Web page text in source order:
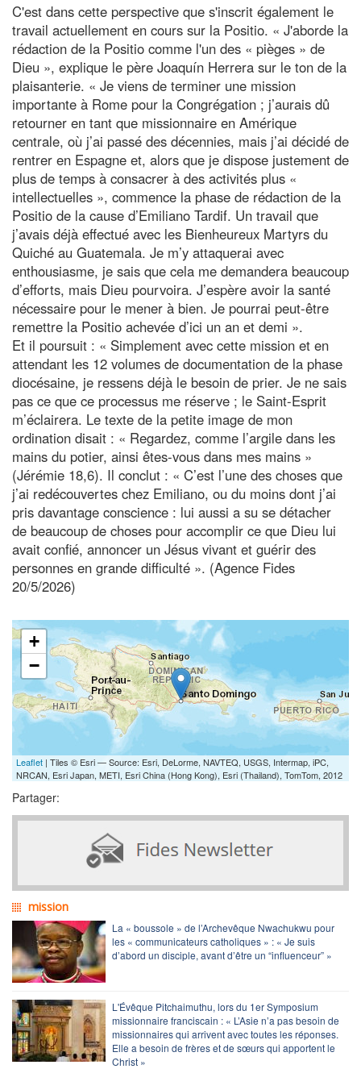
C'est dans cette perspective que s'inscrit également le
travail actuellement en cours sur la Positio. « J'aborde la
rédaction de la Positio comme l'un des « pièges » de
Dieu », explique le père Joaquín Herrera sur le ton de la
plaisanterie. « Je viens de terminer une mission
importante à Rome pour la Congrégation ; j’aurais dû
retourner en tant que missionnaire en Amérique
centrale, où j’ai passé des décennies, mais j’ai décidé de
rentrer en Espagne et, alors que je dispose justement de
plus de temps à consacrer à des activités plus «
intellectuelles », commence la phase de rédaction de la
Positio de la cause d’Emiliano Tardif. Un travail que
j’avais déjà effectué avec les Bienheureux Martyrs du
Quiché au Guatemala. Je m’y attaquerai avec
enthousiasme, je sais que cela me demandera beaucoup
d’efforts, mais Dieu pourvoira. J’espère avoir la santé
nécessaire pour le mener à bien. Je pourrai peut-être
remettre la Positio achevée d’ici un an et demi ».
Et il poursuit : « Simplement avec cette mission et en
attendant les 12 volumes de documentation de la phase
diocésaine, je ressens déjà le besoin de prier. Je ne sais
pas ce que ce processus me réserve ; le Saint-Esprit
m’éclairera. Le texte de la petite image de mon
ordination disait : « Regardez, comme l’argile dans les
mains du potier, ainsi êtes-vous dans mes mains »
(Jérémie 18,6). Il conclut : « C’est l’une des choses que
j’ai redécouvertes chez Emiliano, ou du moins dont j’ai
pris davantage conscience : lui aussi a su se détacher
de beaucoup de choses pour accomplir ce que Dieu lui
avait confié, annoncer un Jésus vivant et guérir des
personnes en grande difficulté ». (Agence Fides
20/5/2026)
+
−
Leaflet | Tiles © Esri — Source: Esri, DeLorme, NAVTEQ, USGS, Intermap, iPC,
NRCAN, Esri Japan, METI, Esri China (Hong Kong), Esri (Thailand), TomTom, 2012
Partager:
mission
La « boussole » de l’Archevêque Nwachukwu pour
les « communicateurs catholiques » : « Je suis
d’abord un disciple, avant d’être un “influenceur” »
L'Évêque Pitchaimuthu, lors du 1er Symposium
missionnaire franciscain : « L’Asie n’a pas besoin de
missionnaires qui arrivent avec toutes les réponses.
Elle a besoin de frères et de sœurs qui apportent le
Christ »